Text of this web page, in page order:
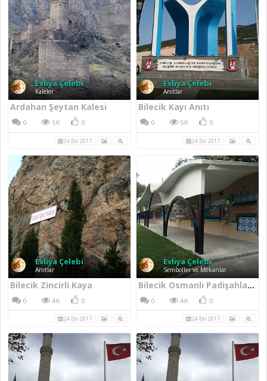
Evliya Çelebi
Kaleler
Ardahan Şeytan Kalesi
0 5K 0
24 Eki 2017
Evliya Çelebi
Anıtlar
Bilecik Kayı Anıtı
0 5K 0
24 Eki 2017
Evliya Çelebi
Anıtlar
Bilecik Zincirli Kaya
0 4K 0
24 Eki 2017
Evliya Çelebi
Semboller ve Mekanlar
Bilecik Osmanlı Padişahları Tarih Şeridi
0 4K 0
24 Eki 2017